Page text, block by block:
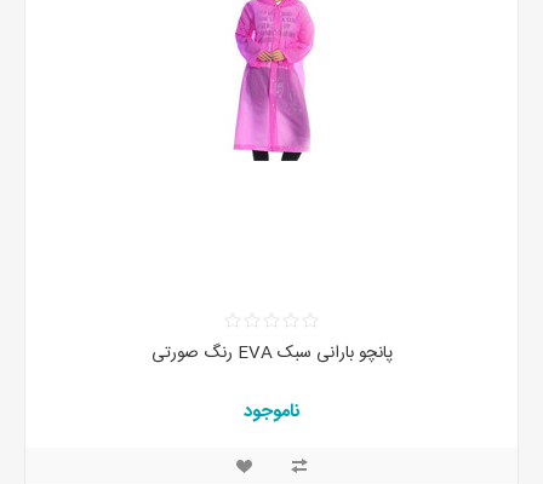
پانچو بارانی سبک EVA رنگ صورتی
ناموجود